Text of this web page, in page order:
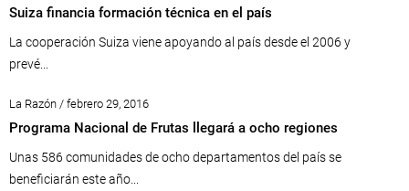
Suiza financia formación técnica en el país
La cooperación Suiza viene apoyando al país desde el 2006 y
prevé...
La Razón / febrero 29, 2016
Programa Nacional de Frutas llegará a ocho regiones
Unas 586 comunidades de ocho departamentos del país se
beneficiarán este año...